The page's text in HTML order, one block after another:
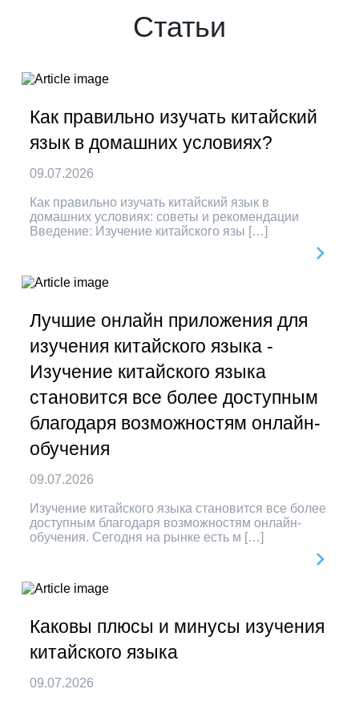
Статьи
Как правильно изучать китайский
язык в домашних условиях?
09.07.2026
Как правильно изучать китайский язык в
домашних условиях: советы и рекомендации
Введение: Изучение китайского язы […]
Лучшие онлайн приложения для
изучения китайского языка -
Изучение китайского языка
становится все более доступным
благодаря возможностям онлайн-
обучения
09.07.2026
Изучение китайского языка становится все более
доступным благодаря возможностям онлайн-
обучения. Сегодня на рынке есть м […]
Каковы плюсы и минусы изучения
китайского языка
09.07.2026